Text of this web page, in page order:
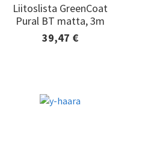
Liitoslista GreenCoat
Pural BT matta, 3m
39,47 €
Liitoslista GreenCoat
Pural BT matta, 3m
Lisätiedot ja